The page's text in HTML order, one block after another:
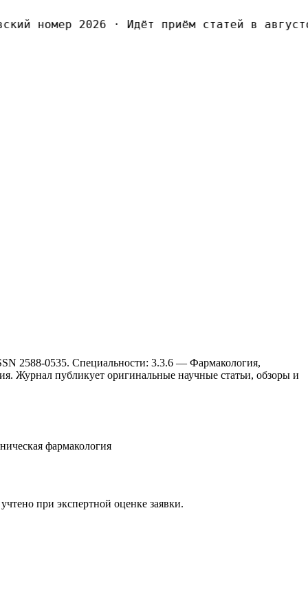
номер 2026· Идёт приём статей в
2588-0535. Специальности: 3.3.6 — Фармакология,
Журнал публикует оригинальные научные статьи, обзоры и
фармакология
при экспертной оценке заявки.